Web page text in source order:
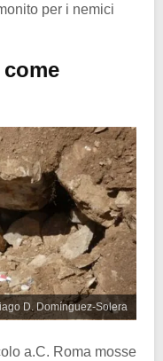
per i nemici
D. Domínguez-Solera
a.C. Roma mosse